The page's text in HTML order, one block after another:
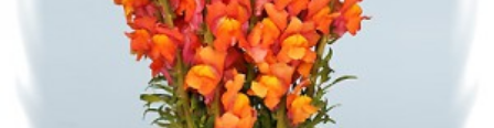
8 장미
9 딸기
10 숙근